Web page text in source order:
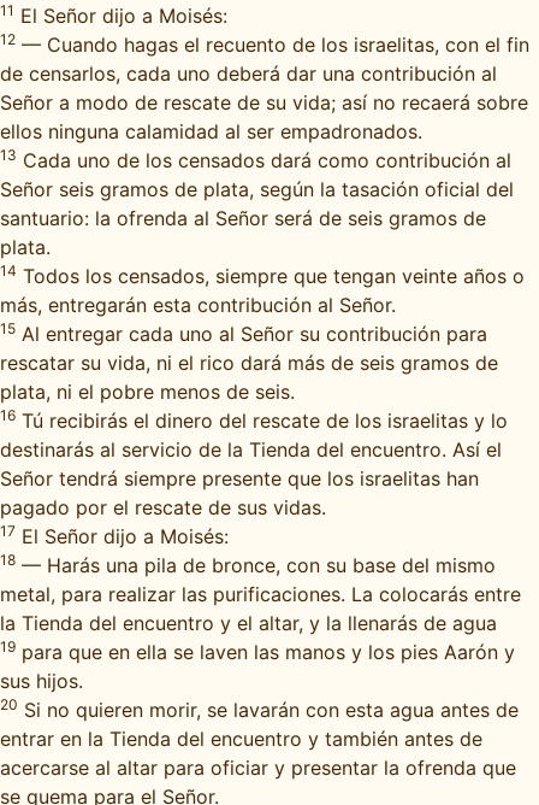
11 El Señor dijo a Moisés:
12 — Cuando hagas el recuento de los israelitas, con el fin
de censarlos, cada uno deberá dar una contribución al
Señor a modo de rescate de su vida; así no recaerá sobre
ellos ninguna calamidad al ser empadronados.
13 Cada uno de los censados dará como contribución al
Señor seis gramos de plata, según la tasación oficial del
santuario: la ofrenda al Señor será de seis gramos de
plata.
14 Todos los censados, siempre que tengan veinte años o
más, entregarán esta contribución al Señor.
15 Al entregar cada uno al Señor su contribución para
rescatar su vida, ni el rico dará más de seis gramos de
plata, ni el pobre menos de seis.
16 Tú recibirás el dinero del rescate de los israelitas y lo
destinarás al servicio de la Tienda del encuentro. Así el
Señor tendrá siempre presente que los israelitas han
pagado por el rescate de sus vidas.
17 El Señor dijo a Moisés:
18 — Harás una pila de bronce, con su base del mismo
metal, para realizar las purificaciones. La colocarás entre
la Tienda del encuentro y el altar, y la llenarás de agua
19 para que en ella se laven las manos y los pies Aarón y
sus hijos.
20 Si no quieren morir, se lavarán con esta agua antes de
entrar en la Tienda del encuentro y también antes de
acercarse al altar para oficiar y presentar la ofrenda que
se quema para el Señor.